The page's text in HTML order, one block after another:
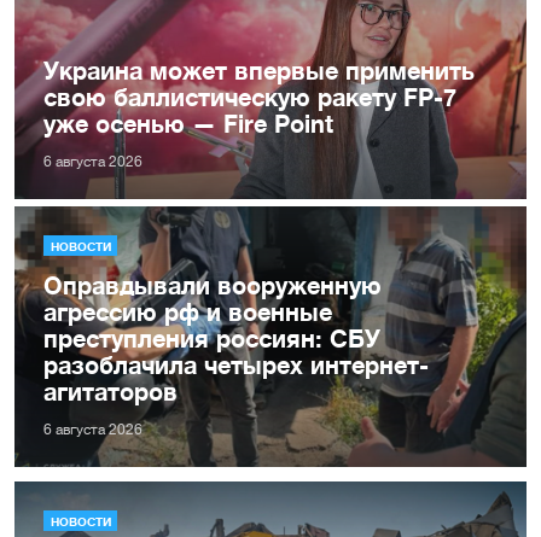
Украина может впервые применить
свою баллистическую ракету FP-7
уже осенью — Fire Point
6 августа 2026
НОВОСТИ
Оправдывали вооруженную
агрессию рф и военные
преступления россиян: СБУ
разоблачила четырех интернет-
агитаторов
6 августа 2026
НОВОСТИ